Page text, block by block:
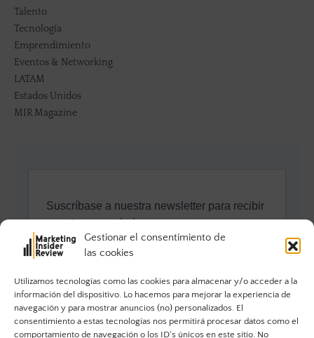
Gestionar el consentimiento de
las cookies
Utilizamos tecnologías como las cookies para almacenar y/o acceder a la
información del dispositivo. Lo hacemos para mejorar la experiencia de
navegación y para mostrar anuncios (no) personalizados. El
consentimiento a estas tecnologías nos permitirá procesar datos como el
comportamiento de navegación o los ID's únicos en este sitio. No
Talento
Tecnología
Emprendimiento
Eventos & Networking
LATAM
Estados Unidos
MIR Magazine